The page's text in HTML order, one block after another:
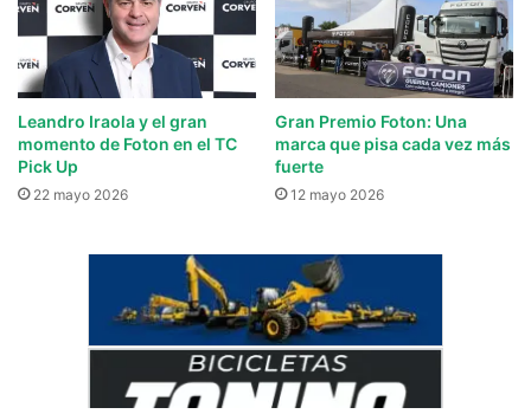
Leandro Iraola y el gran
momento de Foton en el TC
Pick Up
22 mayo 2026
Gran Premio Foton: Una
marca que pisa cada vez más
fuerte
12 mayo 2026